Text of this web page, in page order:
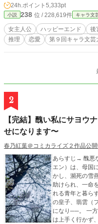
24h.ポイント 5,333pt
小説 238 位 / 228,619件 キャラ文
女主人公 ハッピーエンド 後
推理
恋愛 第９回キャラ文芸
2
【完結】醜い私にサヨウ
せになります〜
春乃紅葉＠コミカライズ２作品公
あらすじ→ 醜悪
エン）は、母国
かし、瀕死の雪
助けられ、一命を取り留めた。
れる青年と暮ら
の皇子、翡雲（
になり──。 一方、雪燕の代わりとして進めた異母妹の婚約
は上手く行かず、碧